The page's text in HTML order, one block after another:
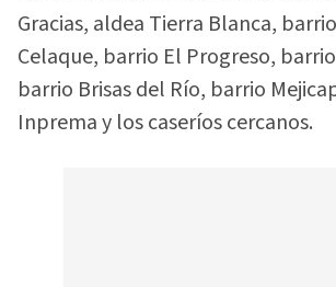
Gracias, aldea Tierra Blanca,
Celaque, barrio El Progreso,
barrio Brisas del Río, barrio
Inprema y los caseríos cercanos.